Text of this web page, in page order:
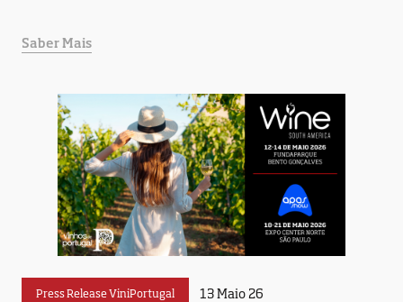
Saber Mais
Press Release ViniPortugal 13 Maio 26